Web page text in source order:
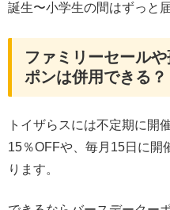
誕生〜小学生の間はずっと
ファミリーセール
ポンは併用できる？
トイザらスには不定期に開
15％OFFや、毎月15日に開
ります。